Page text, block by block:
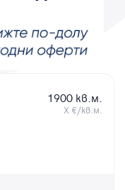
1900 кв.м.
X €/кв.м.